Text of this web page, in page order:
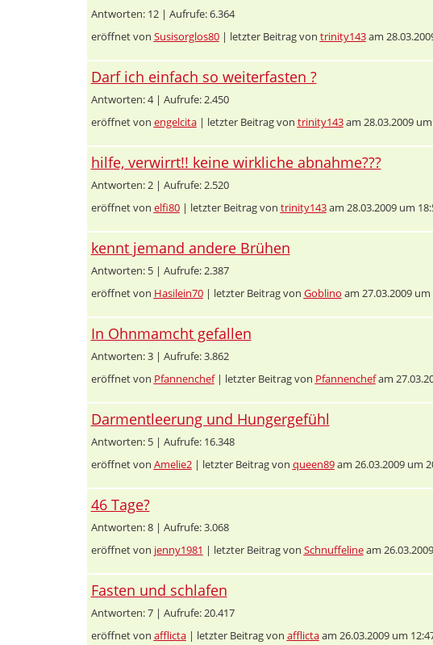
Antworten: 12 | Aufrufe: 6.364
eröffnet von Susisorglos80| letzter Beitrag von trinity143am
Darf ich einfach so weiterfasten ?
Antworten: 4 | Aufrufe: 2.450
eröffnet von engelcita| letzter Beitrag von trinity143am 28.03.2009
hilfe, verwirrt!! keine wirkliche abnahme???
Antworten: 2 | Aufrufe: 2.520
eröffnet von elfi80| letzter Beitrag von trinity143am 28.03.2009 um
kennt jemand andere Brühen
Antworten: 5 | Aufrufe: 2.387
eröffnet von Hasilein70| letzter Beitrag von Goblino am 27.03.2009
In Ohnmamcht gefallen
Antworten: 3 | Aufrufe: 3.862
eröffnet von Pfannenchef| letzter Beitrag von Pfannenchefam
Darmentleerung und Hungergefühl
Antworten: 5 | Aufrufe: 16.348
eröffnet von Amelie2| letzter Beitrag von queen89am 26.03.2009 um
46 Tage?
Antworten: 8 | Aufrufe: 3.068
eröffnet von jenny1981 | letzter Beitrag von Schnuffelineam
Fasten und schlafen
Antworten: 7 | Aufrufe: 20.417
eröffnet von afflicta| letzter Beitrag von afflictaam 26.03.2009 um